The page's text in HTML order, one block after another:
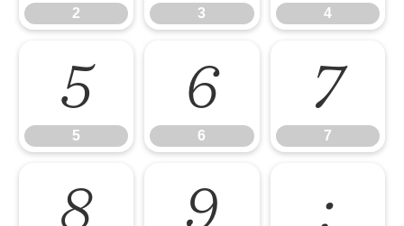
2 3 4
5
5
6
6
7
7
8 9 :